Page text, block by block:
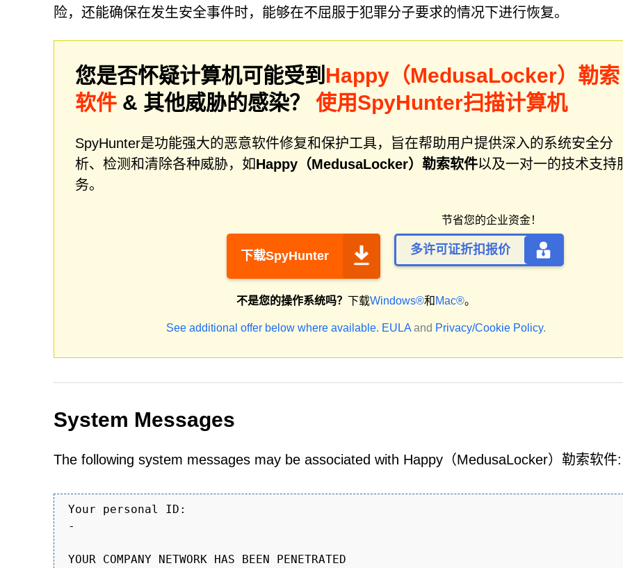
险，还能确保在发生安全事件时，能够在不屈服于犯罪分子要求的情况下进行恢复。
您是否怀疑计算机可能受到 Happy（MedusaLocker）勒索
软件 & 其他威胁的感染？ 使用SpyHunter扫描计算机
SpyHunter是功能强大的恶意软件修复和保护工具，旨在帮助用户提供深入的系统安全分
析、检测和清除各种威胁，如Happy（MedusaLocker）勒索软件以及一对一的技术支持
务。
下载SpyHunter
节省您的企业资金！
多许可证折扣报价
不是您的操作系统吗？ 下载Windows®和 Mac®。
See additional offer below where available. EULA and Privacy/Cookie Policy.
System Messages
The following system messages may be associated with Happy（MedusaLocker）勒索软件:
Your personal ID:
-
YOUR COMPANY NETWORK HAS BEEN PENETRATED